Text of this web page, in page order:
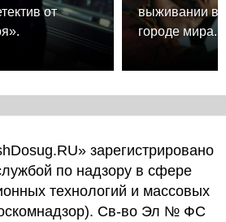
от
выживании в
городе мира.
зарегистрировано
по надзору в сфере
технологий и массовых
Св-во Эл № ФС